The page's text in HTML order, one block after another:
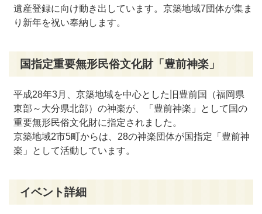
遺産登録に向け動き出しています。京築地域7団体が集ま
り新年を祝い奉納します。
国指定重要無形民俗文化財「豊前神楽」
平成28年3月、京築地域を中心とした旧豊前国（福岡県
東部～大分県北部）の神楽が、「豊前神楽」として国の
重要無形民俗文化財に指定されました。
京築地域2市5町からは、28の神楽団体が国指定「豊前神
楽」として活動しています。
イベント詳細